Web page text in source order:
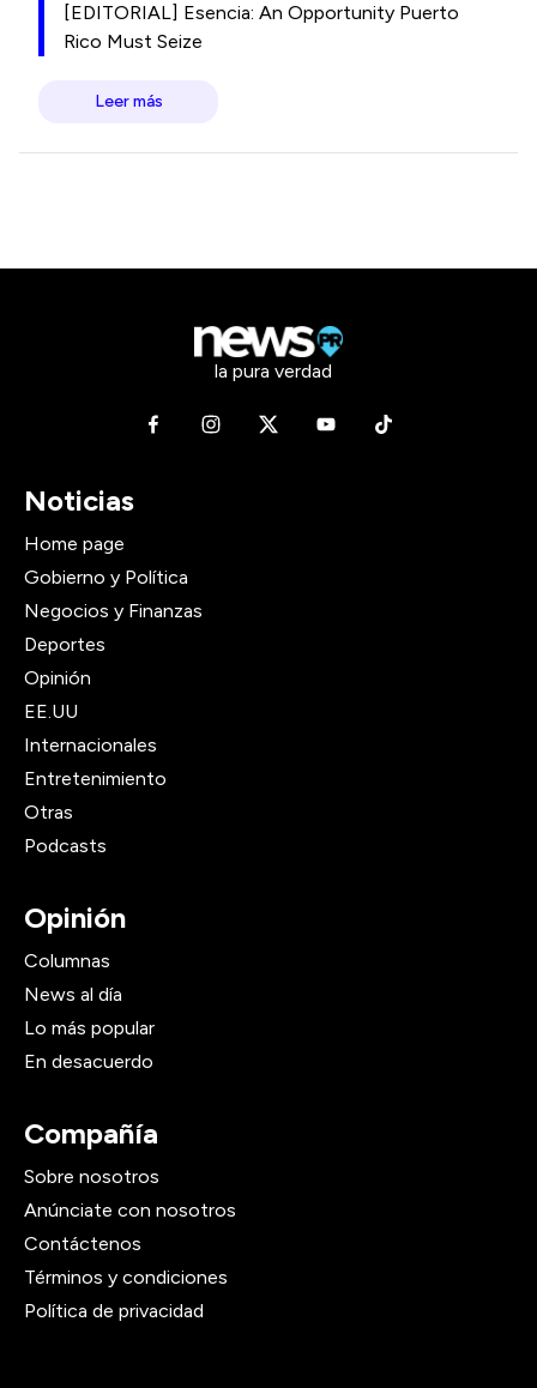
[EDITORIAL] Esencia: An Opportunity Puerto
Rico Must Seize
Leer más
la pura verdad
Noticias
Home page
Gobierno y Política
Negocios y Finanzas
Deportes
Opinión
EE.UU
Internacionales
Entretenimiento
Otras
Podcasts
Opinión
Columnas
News al día
Lo más popular
En desacuerdo
Compañía
Sobre nosotros
Anúnciate con nosotros
Contáctenos
Términos y condiciones
Política de privacidad